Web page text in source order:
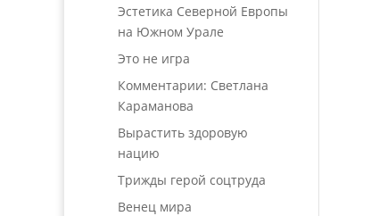
Эстетика Северной Европы
на Южном Урале
Это не игра
Комментарии: Светлана
Караманова
Вырастить здоровую
нацию
Трижды герой соцтруда
Венец мира